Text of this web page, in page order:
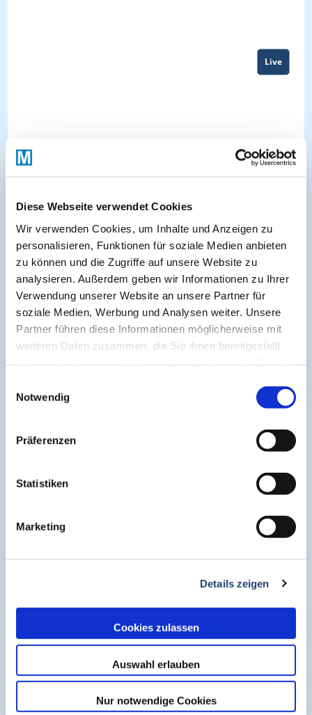
Diese Webseite verwendet Cookies
Wir verwenden Cookies, um Inhalte und Anzeigen zu
personalisieren, Funktionen für soziale Medien anbieten
zu können und die Zugriffe auf unsere Website zu
analysieren. Außerdem geben wir Informationen zu Ihrer
Verwendung unserer Website an unsere Partner für
soziale Medien, Werbung und Analysen weiter. Unsere
Partner führen diese Informationen möglicherweise mit
weiteren Daten zusammen, die Sie ihnen bereitgestellt
Notwendig
Präferenzen
Statistiken
Marketing
Details zeigen
Cookies zulassen
Auswahl erlauben
Nur notwendige Cookies
Live
About
Cogitando-GmbH
c/o CME-Verlag Medcram
Im Birnengarten 7
91077 Neunkirchen am Brand
+49 (0)9134 2290930
Online Symposien
Symposium One Health
Symposium Asthma und Allergien
Gemeinsam gegen ADIPOSITAS